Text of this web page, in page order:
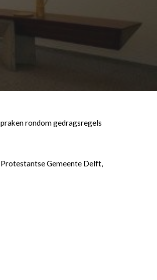
rondom gedragsregels
Protestantse Gemeente Delft,